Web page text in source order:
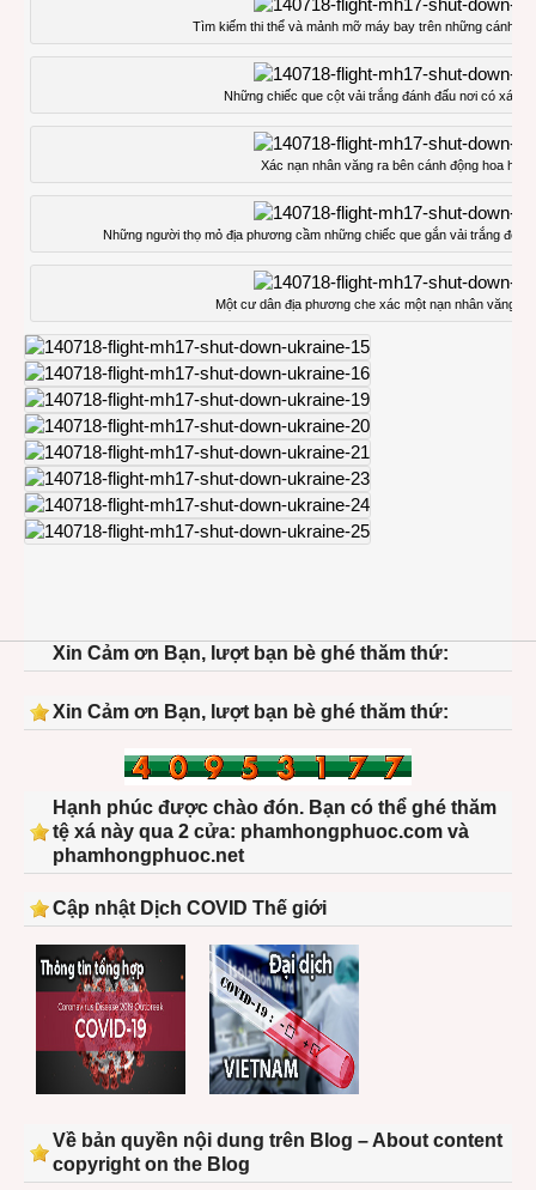
Tìm kiếm thi thể và mảnh mỡ máy bay trên những cánh
Những chiếc que cột vải trắng đánh đấu nơi có xác
Xác nạn nhân văng ra bên cánh động hoa
Những người thọ mỏ địa phương cầm những chiếc que gắn vải trắng để
Một cư dân địa phương che xác một nạn nhân văng
Xin Cảm ơn Bạn, lượt bạn bè ghé thăm thứ:
Xin Cảm ơn Bạn, lượt bạn bè ghé thăm thứ:
Hạnh phúc được chào đón. Bạn có thể ghé thăm
tệ xá này qua 2 cửa: phamhongphuoc.com và
phamhongphuoc.net
Cập nhật Dịch COVID Thế giới
Về bản quyền nội dung trên Blog – About content
copyright on the Blog